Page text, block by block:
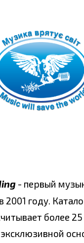
- первый
году.
более